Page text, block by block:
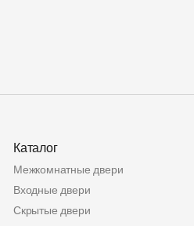
Каталог
Межкомнатные двери
Входные двери
Скрытые двери